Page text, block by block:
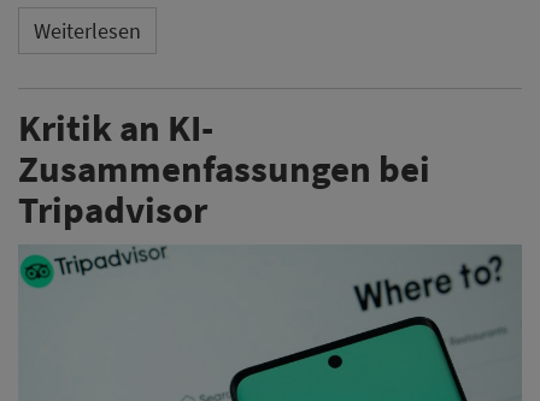
Weiterlesen
Kritik an KI-
Zusammenfassungen bei
Tripadvisor